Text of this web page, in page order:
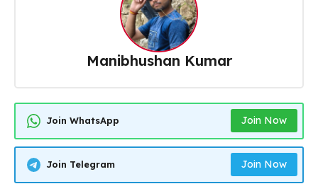
Manibhushan Kumar
Join WhatsApp Join Now
Join Telegram Join Now